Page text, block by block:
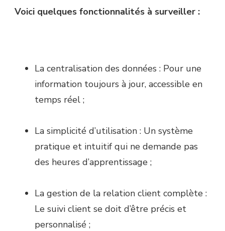
Voici quelques fonctionnalités à surveiller :
La centralisation des données : Pour une
information toujours à jour, accessible en
temps réel ;
La simplicité d’utilisation : Un système
pratique et intuitif qui ne demande pas
des heures d’apprentissage ;
La gestion de la relation client complète :
Le suivi client se doit d’être précis et
personnalisé ;